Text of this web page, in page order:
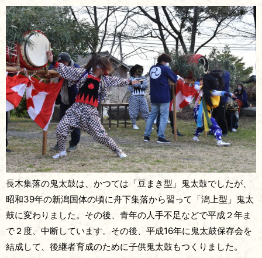
長木集落の鬼太鼓は、かつては「豆まき型」鬼太鼓でしたが、
昭和39年の新潟国体の頃に舟下集落から習って「潟上型」鬼太
鼓に変わりました。その後、青年の人手不足などで平成２年ま
で２度、中断しています。その後、平成16年に鬼太鼓保存会を
結成して、後継者育成のために子供鬼太鼓もつくりました。